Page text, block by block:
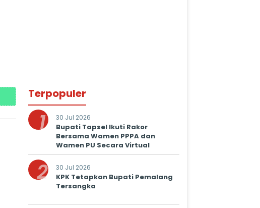
Terpopuler
1 30 Jul 2026
Bupati Tapsel Ikuti Rakor
Bersama Wamen PPPA dan
Wamen PU Secara Virtual
2 30 Jul 2026
KPK Tetapkan Bupati Pemalang
Tersangka